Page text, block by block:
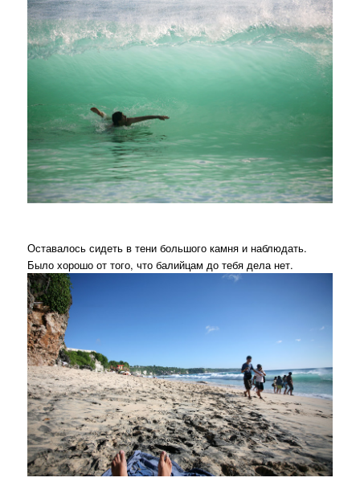
Оставалось сидеть в тени большого камня и наблюдать.
Было хорошо от того, что балийцам до тебя дела нет.